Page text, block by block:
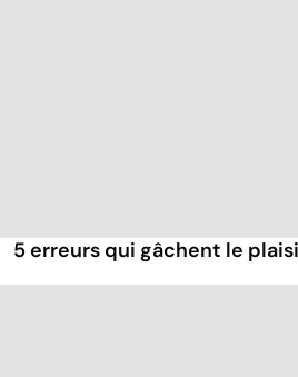
5 erreurs qui gâchent le